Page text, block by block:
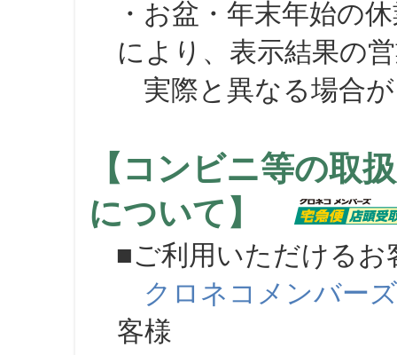
・お盆・年末年始の
により、表示結果の
実際と異なる場合が
【コンビニ等の取
について】
■ご利用いただけるお
クロネコメンバーズ
客様